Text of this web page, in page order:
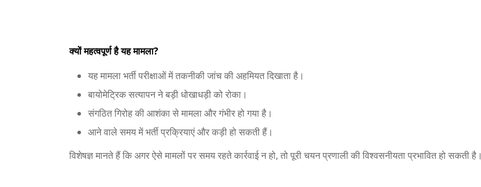
क्यों महत्वपूर्ण है यह मामला?
यह मामला भर्ती परीक्षाओं में तकनीकी जांच की अहमियत दिखाता है।
बायोमेट्रिक सत्यापन ने बड़ी धोखाधड़ी को रोका।
संगठित गिरोह की आशंका से मामला और गंभीर हो गया है।
आने वाले समय में भर्ती प्रक्रियाएं और कड़ी हो सकती हैं।
विशेषज्ञ मानते हैं कि अगर ऐसे मामलों पर समय रहते कार्रवाई न हो, तो पूरी चयन प्रणाली की विश्वसनीयता प्रभावित हो सकती है।